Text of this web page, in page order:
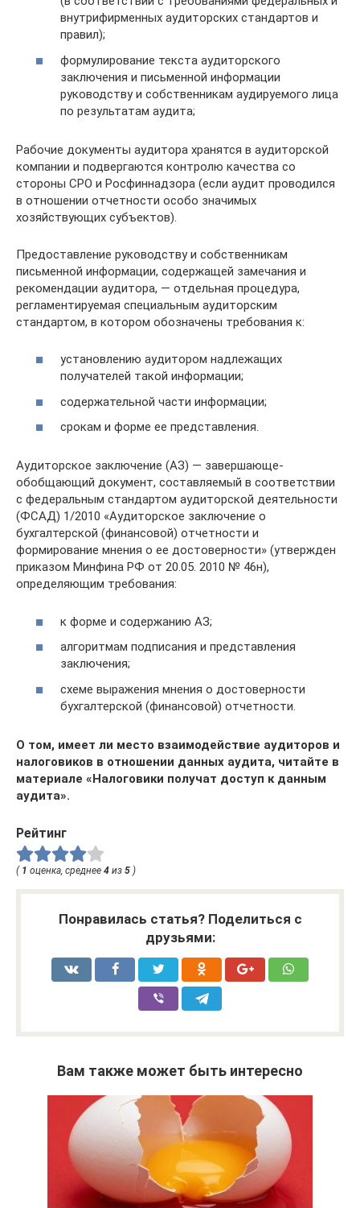
внутрифирменных аудиторских стандартов и
правил);
формулирование текста аудиторского
заключения и письменной информации
руководству и собственникам аудируемого лица
по результатам аудита;
Рабочие документы аудитора хранятся в аудиторской
компании и подвергаются контролю качества со
стороны СРО и Росфиннадзора (если аудит проводился
в отношении отчетности особо значимых
хозяйствующих субъектов).
Предоставление руководству и собственникам
письменной информации, содержащей замечания и
рекомендации аудитора, — отдельная процедура,
регламентируемая специальным аудиторским
стандартом, в котором обозначены требования к:
установлению аудитором надлежащих
получателей такой информации;
содержательной части информации;
срокам и форме ее представления.
Аудиторское заключение (АЗ) — завершающе-
обобщающий документ, составляемый в соответствии
с федеральным стандартом аудиторской деятельности
(ФСАД) 1/2010 «Аудиторское заключение о
бухгалтерской (финансовой) отчетности и
формирование мнения о ее достоверности» (утвержден
приказом Минфина РФ от 20.05. 2010 № 46н),
определяющим требования:
к форме и содержанию АЗ;
алгоритмам подписания и представления
заключения;
схеме выражения мнения о достоверности
бухгалтерской (финансовой) отчетности.
О том, имеет ли место взаимодействие аудиторов и
налоговиков в отношении данных аудита, читайте в
материале «Налоговики получат доступ к данным
аудита».
Рейтинг
( 1 оценка, среднее 4 из 5 )
Понравилась статья? Поделиться с
друзьями:
Вам также может быть интересно